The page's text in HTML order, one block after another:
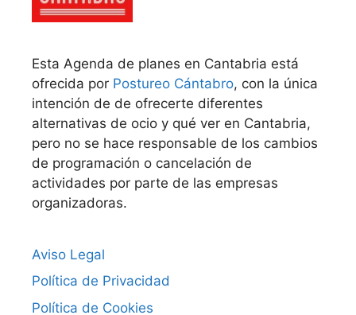
Esta Agenda de planes en Cantabria está
ofrecida por Postureo Cántabro, con la única
intención de de ofrecerte diferentes
alternativas de ocio y qué ver en Cantabria,
pero no se hace responsable de los cambios
de programación o cancelación de
actividades por parte de las empresas
organizadoras.
Aviso Legal
Política de Privacidad
Política de Cookies